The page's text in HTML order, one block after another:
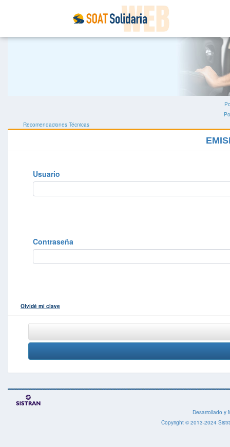
Recomendaciones Técnicas
Usuario
Contraseña
Olvidé mi clave
Desarrollado y
Copyright © 2013-2024